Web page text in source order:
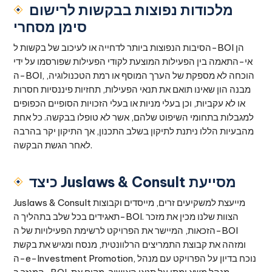
מלכודות נפוצות בבקשות לרישום
סימן מסחרי
הסיבות הנפוצות ביותר לדחייה או לעיכוב של בקשות ל-BOI הן
אי-התאמה בין הפעילות המוצעת לקודי הפעילות שפורסמו על ידי
ה-BOI, הוכחה לא מספקת של הערך המוסף או רמת הטכנולוגיה,
מבנה הון שאינו תואם את תנאי הפעילות, תחזיות פיננסיות חסרות
או לא עקביות, וכן בעלי מניות או בעלי הזכויות הסופיים הכפופים
למגבלות בתחומי השיפוט שלהם, אשר לא טופלו בבקשה. כל אחת
מהבעיות הללו ניתנת לתיקון בשלב התכנון, אך התיקון יקר בהרבה
לאחר הגשת הבקשה.
כיצד Juslaws & Consult מסייעת
Juslaws & Consult מייעצת למשקיעים זרים, מייסדים וקבוצות
תאגידים בכל שלב בתהליך ה-BOI. הצוות שלנו מכין את מזכר
הזכאות, המיישר את הפרויקט לרשימת הפעילויות של ה-BOI
ומזהה את קבוצת התמריצים הרלוונטית, מנסח ומגיש את בקשת
ה-e-Investment Promotion, נוכח בדיון על הפרויקט עם מנהל